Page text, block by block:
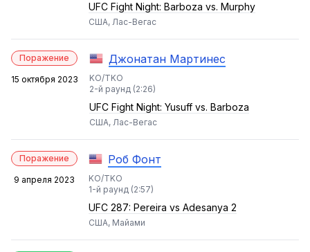
UFC Fight Night: Barboza vs. Murphy
США, Лас-Вегас
Поражение
15 октября 2023
Джонатан Мартинес
KO/TKO
2-й раунд (2:26)
UFC Fight Night: Yusuff vs. Barboza
США, Лас-Вегас
Поражение
9 апреля 2023
Роб Фонт
KO/TKO
1-й раунд (2:57)
UFC 287: Pereira vs Adesanya 2
США, Майами